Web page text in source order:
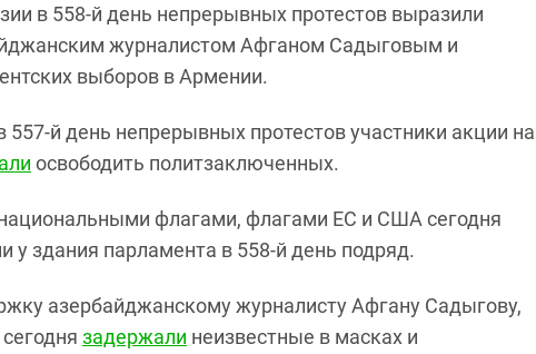
в 558-й день непрерывных протестов выразили
журналистом Афганом Садыговым и
выборов в Армении.
557-й день непрерывных протестов участники акции на
освободить политзаключенных.
национальными флагами, флагами ЕС и США сегодня
у здания парламента в 558-й день подряд.
азербайджанскому журналисту Афгану Садыгову,
задержали неизвестные в масках и